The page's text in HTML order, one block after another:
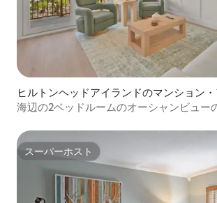
ヒルトンヘッドアイランドのマンション
ート
海辺の2ベッドルームのオーシャンビュー
スーパーホスト
スーパーホスト